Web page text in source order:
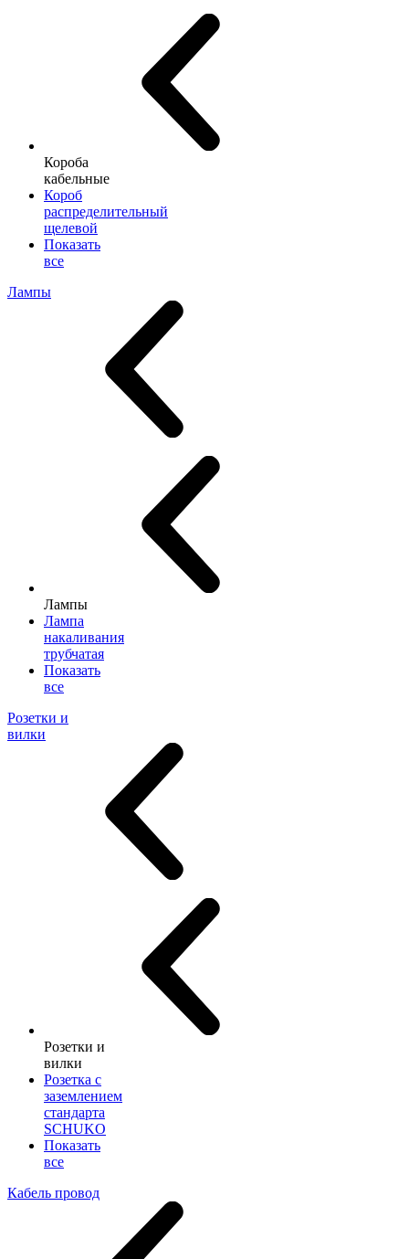
Короба
кабельные
Короб
распределительный
щелевой
Показать
все
Лампы
Лампы
Лампа
накаливания
трубчатая
Показать
все
Розетки и
вилки
Розетки и
вилки
Розетка с
заземлением
стандарта
SCHUKO
Показать
все
Кабель провод